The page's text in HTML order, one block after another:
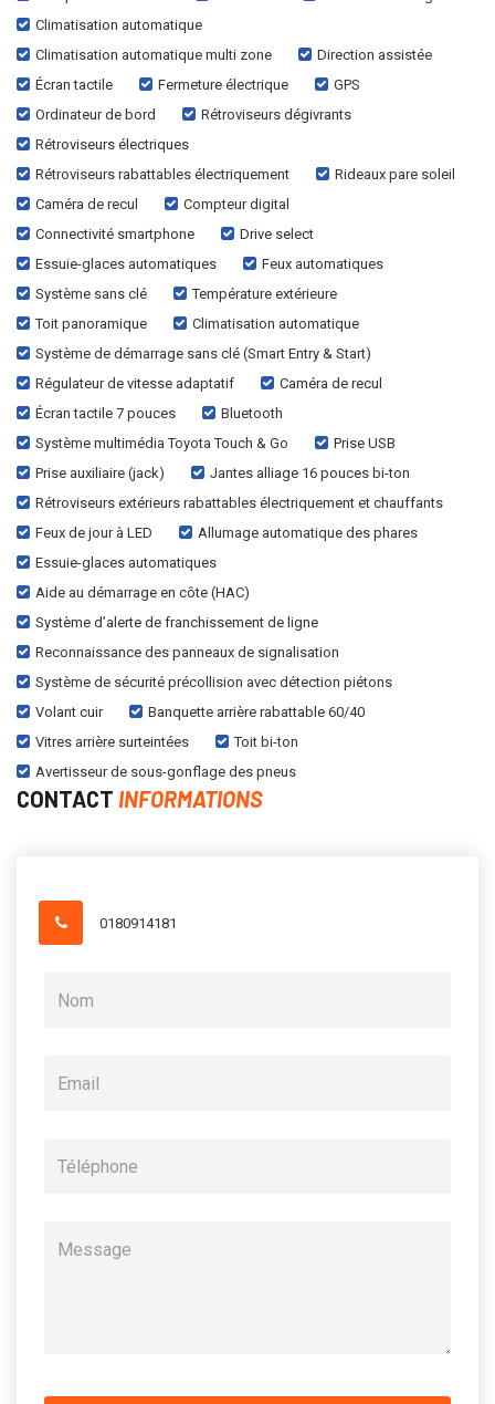
Climatisation automatique
Climatisation automatique multi zone
Direction assistée
Écran tactile
Fermeture électrique
GPS
Ordinateur de bord
Rétroviseurs dégivrants
Rétroviseurs électriques
Rétroviseurs rabattables électriquement
Rideaux pare soleil
Caméra de recul
Compteur digital
Connectivité smartphone
Drive select
Essuie-glaces automatiques
Feux automatiques
Système sans clé
Température extérieure
Toit panoramique
Climatisation automatique
Système de démarrage sans clé (Smart Entry & Start)
Régulateur de vitesse adaptatif
Caméra de recul
Écran tactile 7 pouces
Bluetooth
Système multimédia Toyota Touch & Go
Prise USB
Prise auxiliaire (jack)
Jantes alliage 16 pouces bi-ton
Rétroviseurs extérieurs rabattables électriquement et chauffants
Feux de jour à LED
Allumage automatique des phares
Essuie-glaces automatiques
Aide au démarrage en côte (HAC)
Système d’alerte de franchissement de ligne
Reconnaissance des panneaux de signalisation
Système de sécurité précollision avec détection piétons
Volant cuir
Banquette arrière rabattable 60/40
Vitres arrière surteintées
Toit bi-ton
Avertisseur de sous-gonflage des pneus
CONTACT INFORMATIONS
0180914181